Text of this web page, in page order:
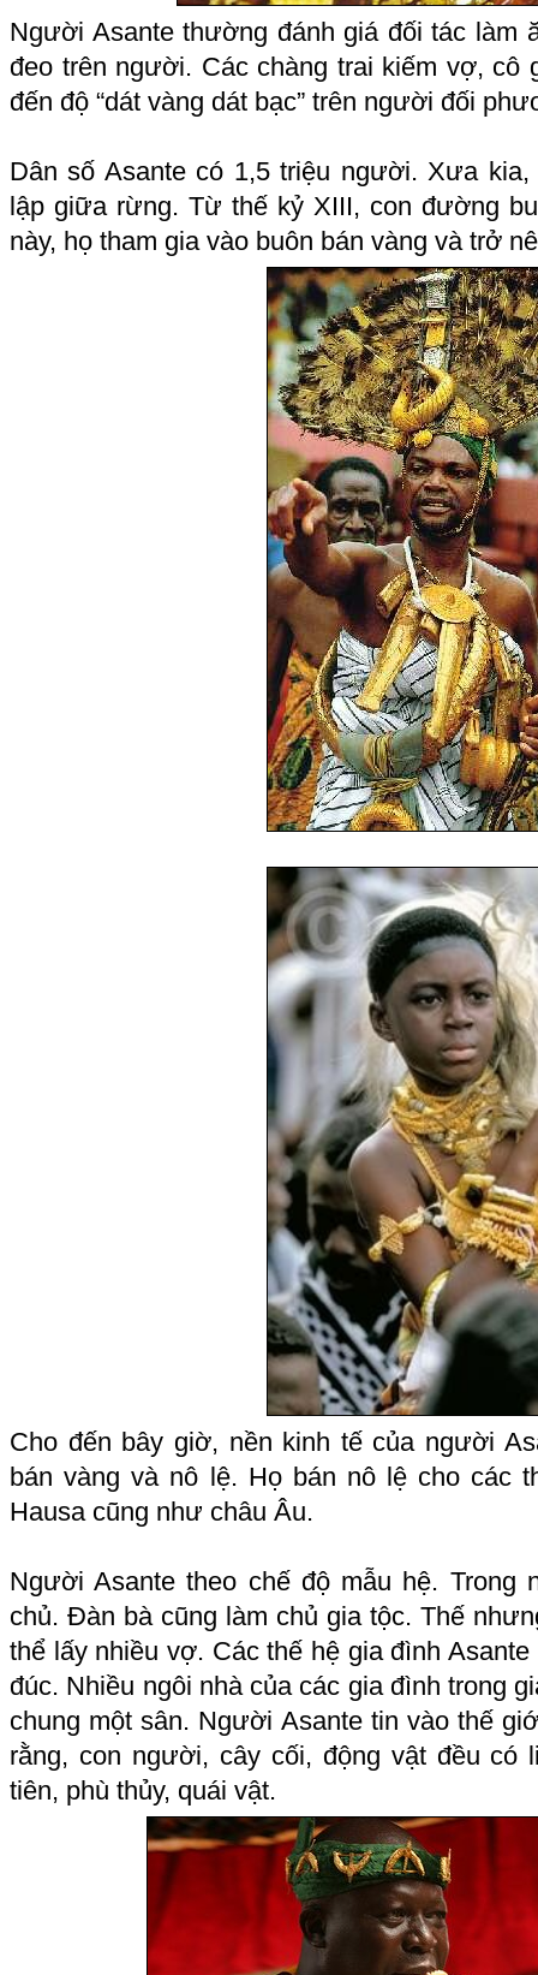
Người Asante thường đánh giá đối tác làm
đeo trên người. Các chàng trai kiếm vợ, cô
đến độ “dát vàng dát bạc” trên người đối
Dân số Asante có 1,5 triệu người. Xưa
lập giữa rừng. Từ thế kỷ XIII, con đường
này, họ tham gia vào buôn bán vàng và trở
Cho đến bây giờ, nền kinh tế của người
bán vàng và nô lệ. Họ bán nô lệ cho các
Hausa cũng như châu Âu.
Người Asante theo chế độ mẫu hệ.
chủ. Đàn bà cũng làm chủ gia tộc. Thế
thể lấy nhiều vợ. Các thế hệ gia đình
đúc. Nhiều ngôi nhà của các gia đình trong
chung một sân. Người Asante tin vào thế
rằng, con người, cây cối, động vật đều
tiên, phù thủy, quái vật.